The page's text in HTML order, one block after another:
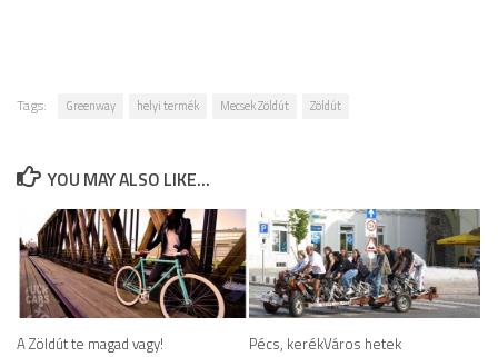
Tags: Greenway helyi termék Mecsek Zöldút Zöldút
YOU MAY ALSO LIKE...
A Zöldút te magad vagy! Pécs, kerékVáros hetek